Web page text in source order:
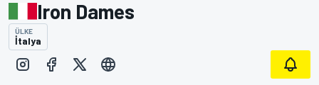
Iron Dames
ÜLKE
İtalya